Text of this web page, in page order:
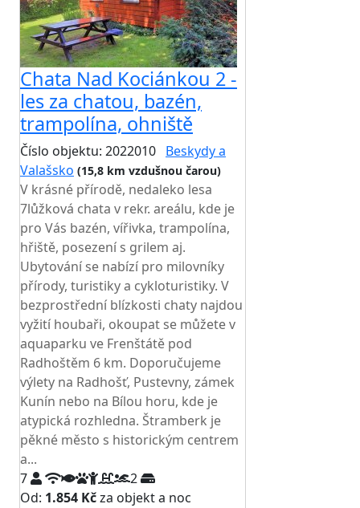
Chata Nad Kociánkou 2 -
les za chatou, bazén,
trampolína, ohniště
Číslo objektu: 2022010 Beskydy a
Valašsko (15,8 km vzdušnou čarou)
V krásné přírodě, nedaleko lesa
7lůžková chata v rekr. areálu, kde je
pro Vás bazén, vířivka, trampolína,
hřiště, posezení s grilem aj.
Ubytování se nabízí pro milovníky
přírody, turistiky a cykloturistiky. V
bezprostřední blízkosti chaty najdou
vyžití houbaři, okoupat se můžete v
aquaparku ve Frenštátě pod
Radhoštěm 6 km. Doporučujeme
výlety na Radhošť, Pustevny, zámek
Kunín nebo na Bílou horu, kde je
atypická rozhledna. Štramberk je
pěkné město s historickým centrem
a...
7
2
Od: 1.854 Kčza objekt a noc